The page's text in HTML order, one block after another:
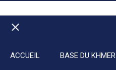
ACCUEIL BASE DU KHMER